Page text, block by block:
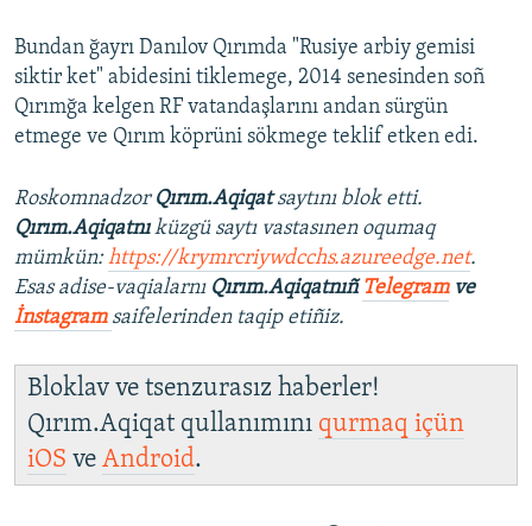
Bundan ğayrı Danılov Qırımda "Rusiye arbiy gemisi
siktir ket" abidesini tiklemege, 2014 senesinden soñ
Qırımğa kelgen RF vatandaşlarını andan sürgün
etmege ve Qırım köprüni sökmege teklif etken edi.
Roskomnadzor Qırım.Aqiqatsaytını blok etti.
Qırım.Aqiqatnıküzgü saytı vastasınen oqumaq
mümkün:https://krymrcriywdcchs.azureedge.net.
Esas adise-vaqialarnı Qırım.Aqiqatnıñ Telegramve
İnstagram saifelerinden taqip etiñiz.
Bloklav ve tsenzurasız haberler!
Qırım.Aqiqat qullanımını qurmaq içün
iOS ve Android.